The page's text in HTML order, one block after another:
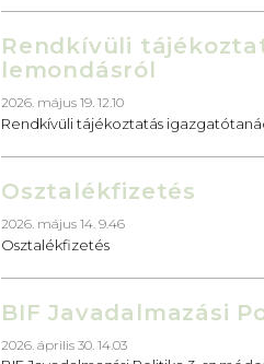
Rendkívüli
lemondásról
2026. május 19. 12.10
Rendkívüli tájékoztatás
Osztalékfizetés
2026. május 14. 9.46
Osztalékfizetés
BIF Javadalmazási
2026. április 30. 14.03